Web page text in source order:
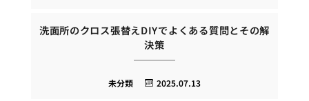
洗面所のクロス張替えDIYでよくある質問とその解
決策
2025.07.13
未分類